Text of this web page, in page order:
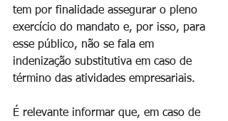
tem por finalidade assegurar o pleno
exercício do mandato e, por isso, para
esse público, não se fala em
indenização substitutiva em caso de
término das atividades empresariais.
É relevante informar que, em caso de